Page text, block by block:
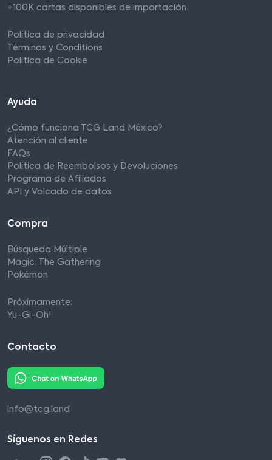
+100K cartas disponibles de importación
Política de privacidad
Términos y Conditions
Política de Cookie
Ayuda
¿Cómo funciona TCG Land México?
Atención al cliente
FAQs
Política de Reembolsos y Devoluciones
Programa de Afiliados
API y Volcado de datos
Compra
Búsqueda Múltiple
Magic: The Gathering
Pokémon
Próximamente:
Yu-Gi-Oh!
Contacto
info@tcg.land
Síguenos en Redes